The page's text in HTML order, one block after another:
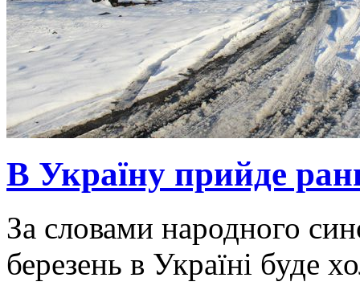
В Україну прийде
За словами народного
березень в Україні буде